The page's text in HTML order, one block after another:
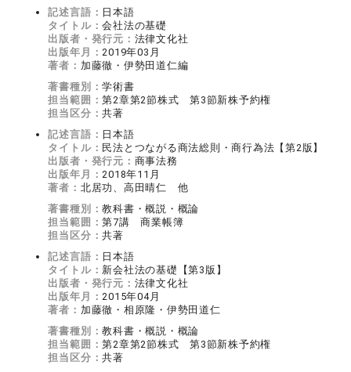
記述言語： 日本語
タイトル：会社法の基礎
出版者・発行元： 法律文化社
出版年月：2019年03月
著者： 加藤徹・伊勢田道仁編
著書種別：学術書
担当範囲：第2章第2節株式 第3節新株予約権
担当区分：共著
記述言語： 日本語
タイトル： 民法とつながる商法総則・商行為法【第2版】
出版者・発行元： 商事法務
出版年月：2018年11月
著者： 北居功、高田晴仁 他
著書種別：教科書・概説・概論
担当範囲：第7講 商業帳簿
担当区分：共著
記述言語： 日本語
タイトル： 新会社法の基礎【第3版】
出版者・発行元： 法律文化社
出版年月：2015年04月
著者： 加藤徹・相原隆・伊勢田道仁
著書種別：教科書・概説・概論
担当範囲：第2章第2節株式 第3節新株予約権
担当区分：共著